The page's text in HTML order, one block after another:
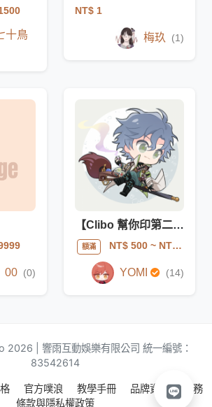
十鳥
NT$ 1
梅玖 (1)
00 (0)
【Clibo 幫你印第二屆】飯友期間限定委託
額滿 NT$ 500~ NT$ 600
YOMI (14)
| 響雨互動娛樂有限公司 統一編號：
83542614
官方噗浪 教學手冊 品牌資源
服務
條款與隱私權政策